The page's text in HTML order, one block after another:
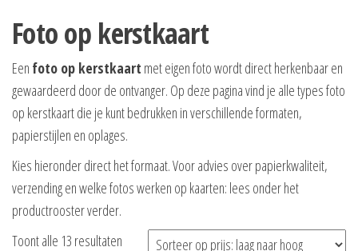
Foto op kerstkaart
Een foto op kerstkaart met eigen foto wordt direct herkenbaar en
gewaardeerd door de ontvanger. Op deze pagina vind je alle types foto
op kerstkaart die je kunt bedrukken in verschillende formaten,
papierstijlen en oplages.
Kies hieronder direct het formaat. Voor advies over papierkwaliteit,
verzending en welke fotos werken op kaarten: lees onder het
productrooster verder.
Toont alle 13 resultaten Gesorteerd